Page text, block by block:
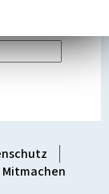
aus der
Mitmachen